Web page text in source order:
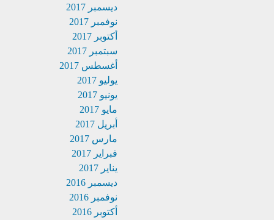
ديسمبر 2017
نوفمبر 2017
أكتوبر 2017
سبتمبر 2017
أغسطس 2017
يوليو 2017
يونيو 2017
مايو 2017
أبريل 2017
مارس 2017
فبراير 2017
يناير 2017
ديسمبر 2016
نوفمبر 2016
أكتوبر 2016